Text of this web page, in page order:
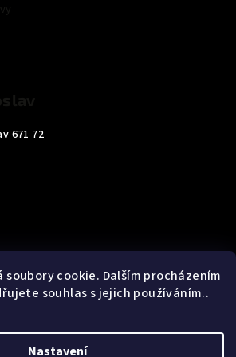
cookie. Dalším procházením
souhlas s jejich používáním..
Nastavení
671 72